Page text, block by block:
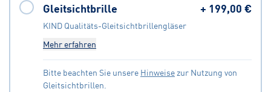
Gleitsichtbrille + 199,00 €
KIND Qualitäts-Gleitsichtbrillengläser
Mehr erfahren
Bitte beachten Sie unsere Hinweisezur Nutzung von
Gleitsichtbrillen.